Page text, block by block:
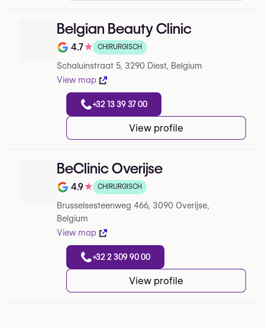
Belgian Beauty Clinic
Note de 4.7 sur 5 sur Google
4.7★ CHIRURGISCH
Schaluinstraat 5, 3290 Diest, Belgium
View map
+32 13 39 37 00
View profile
BeClinic Overijse
Note de 4.9 sur 5 sur Google
4.9★ CHIRURGISCH
Brusselsesteenweg 466, 3090 Overijse,
Belgium
View map
+32 2 309 90 00
View profile